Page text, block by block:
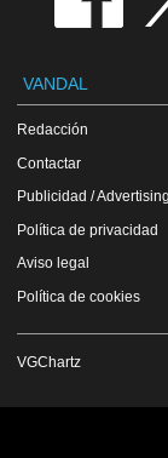
VANDAL
Redacción
Contactar
Publicidad / Advertising
Política de privacidad
Aviso legal
Política de cookies
VGChartz